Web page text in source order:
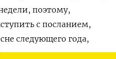
поэтому,
с посланием,
следующего года,